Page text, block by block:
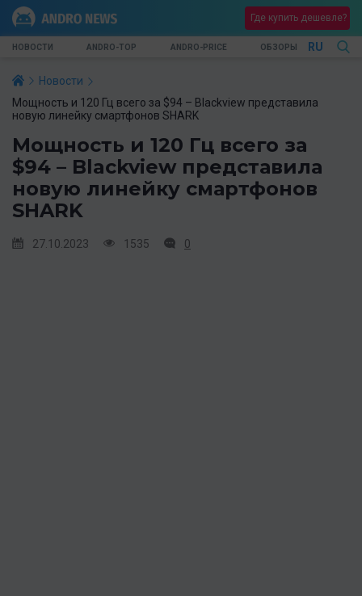
Где купить дешевле?
НОВОСТИ ANDRO-TOP ANDRO-PRICE ОБЗОРЫ RU
Новости
Мощность и 120 Гц всего за $94 – Blackview представила
новую линейку смартфонов SHARK
Мощность и 120 Гц всего за
$94 – Blackview представила
новую линейку смартфонов
SHARK
27.10.2023 1535 0